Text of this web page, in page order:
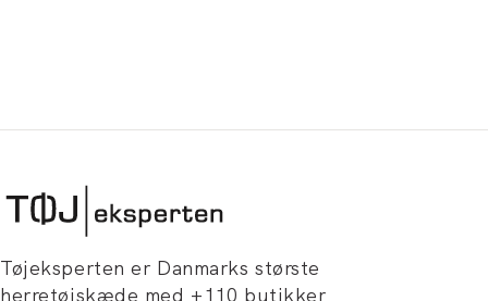
Tøjeksperten er Danmarks største
herretøjskæde med +110 butikker